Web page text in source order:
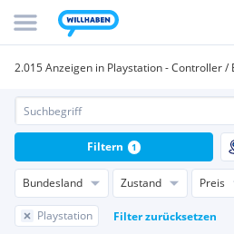
2.015 Anzeigen in Playstation - Controller /
Bundesland Zustand Preis
Playstation Filter zurücksetzen
Filtern 1